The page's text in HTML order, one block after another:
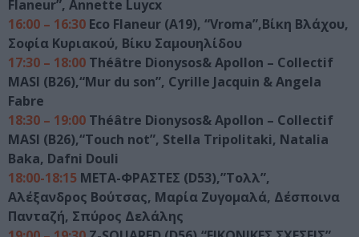
Flaneur”, Annette Luycx
16:00 – 16:30 Eco Flaneur (Α19), “Vroma”,Βίκη Βλάχου,
Σοφία Κυριακού, Βίκυ Σαμουηλίδου
17:30 – 18:00 Théâtre Dionysos& Apollon – Collectif
MASI (B26),“Mur du son”, Cyrille Jacquin & Angela
Fabre
18:30 – 19:00 Théâtre Dionysos& Apollon – Collectif
MASI (B26),“Touch not”, Stella Tripolitaki, Natalia
Baka, Dafni Douli
18:00-18:15 ΜΕΤΑ-ΦΡΑΣΤΕΣ (D53),”Τολλ”,
Αλέξανδρος Βούτσας, Μαρία Ζυγομαλά, Δέσποινα
Πανταζή, Σπύρος Δελάλης